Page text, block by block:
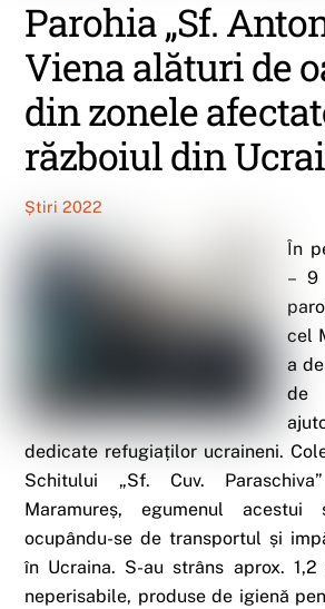
Parohia „Sf.
Viena alături de
din zonele
războiul din
Știri 2022
În
– 9
cel
a
de
dedicate refugiaților ucraineni.
Schitului „Sf. Cuv.
Maramureș, egumenul
ocupându-se de transportul și
în Ucraina. S-au strâns aprox.
neperisabile, produse de igienă